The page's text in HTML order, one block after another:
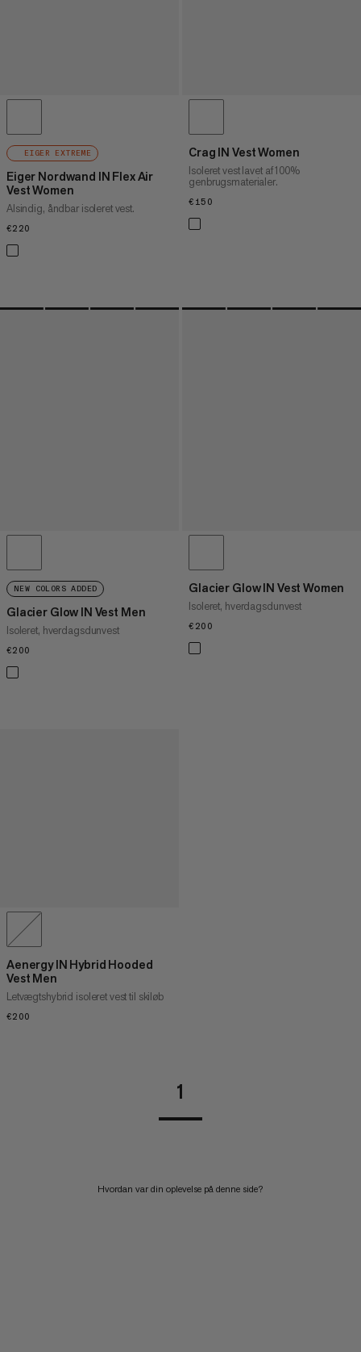
EIGER EXTREME
Eiger Nordwand IN Flex Air
Vest Women
Alsindig, åndbar isoleret vest.
€220
Crag IN Vest Women
Isoleret vest lavet af 100%
genbrugsmaterialer.
€150
NEW COLORS ADDED
Glacier Glow IN Vest Men
Isoleret, hverdagsdunvest
€200
Glacier Glow IN Vest Women
Isoleret, hverdagsdunvest
€200
Aenergy IN Hybrid Hooded
Vest Men
Letvægtshybrid isoleret vest til skiløb
€200
1
Hvordan var din oplevelse på denne side?